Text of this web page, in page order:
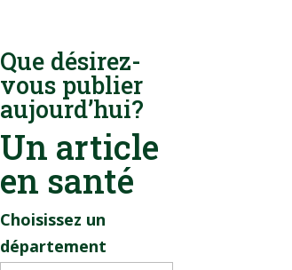
Que désirez-
vous publier
aujourd’hui?
Un article
en santé
Choisissez un
département